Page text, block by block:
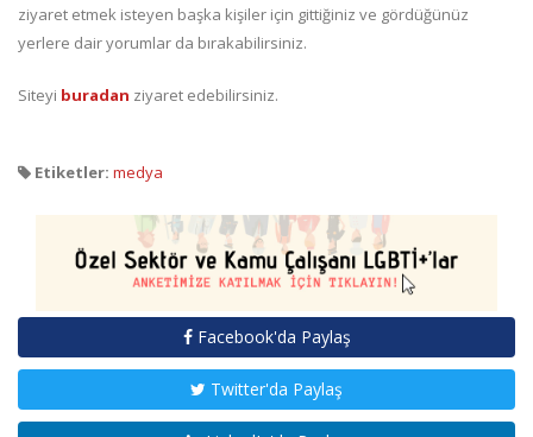
ziyaret etmek isteyen başka kişiler için gittiğiniz ve gördüğünüz
yerlere dair yorumlar da bırakabilirsiniz.
Siteyi buradan ziyaret edebilirsiniz.
Etiketler: medya
Facebook'da Paylaş
Twitter'da Paylaş